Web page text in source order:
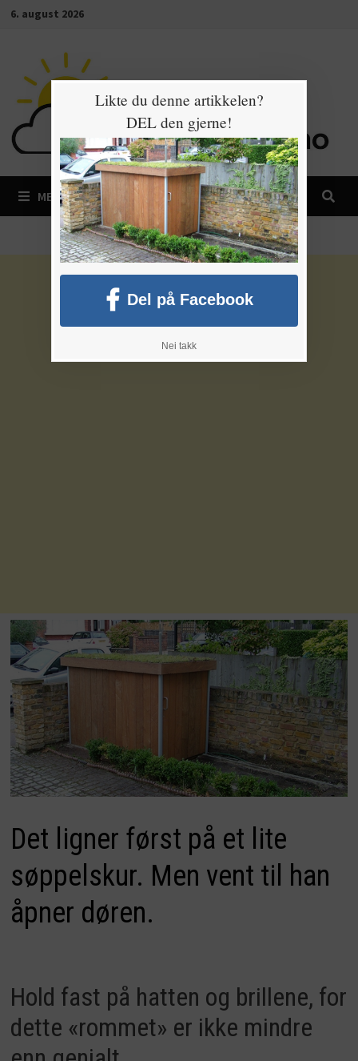
Gå6. august 2026
MENY
Det ligner først på et lite
søppelskur. Men vent til han
åpner døren.
Hold fast på hatten og brillene, for
dette «rommet» er ikke mindre
Likte du denne artikkelen?
DEL den gjerne!
Del på Facebook
Nei takk